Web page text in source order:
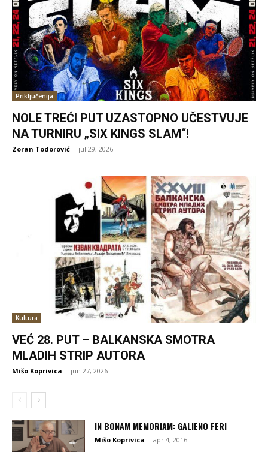
Priključenija
NOLE TREĆI PUT UZASTOPNO UČESTVUJE
NA TURNIRU „SIX KINGS SLAM“!
Zoran Todorović - jul 29, 2026
Kultura
VEĆ 28. PUT – BALKANSKA SMOTRA
MLADIH STRIP AUTORA
Mišo Koprivica - jun 27, 2026
IN BONAM MEMORIAM: GALIENO FERI
Mišo Koprivica - apr 4, 2016